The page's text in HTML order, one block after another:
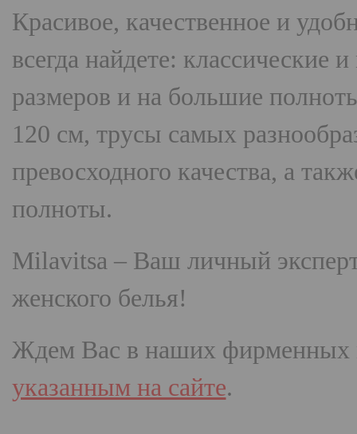
Красивое, качественное и
всегда найдете:
размеров и на большие
120 см, трусы самых
превосходного качества, а
полноты.
Milavitsa – Ваш личный
женского белья!
Ждем Вас в наших фирменных
указанным на сайте.